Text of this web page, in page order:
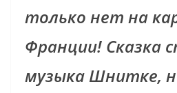
только нет на
Франции! Сказка
музыка Шнитке,